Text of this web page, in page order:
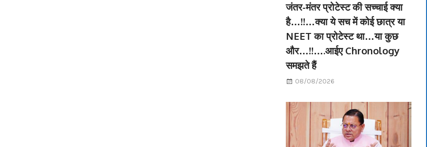
जंतर-मंतर प्रोटेस्ट की सच्चाई क्या
है…!!…क्या ये सच में कोई छात्र या
NEET का प्रोटेस्ट था…या कुछ
और…!!….आईए Chronology
समझते हैं
08/08/2026